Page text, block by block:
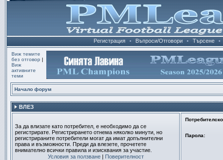
Регистрация • Въпроси/Отговори • Търсене •
Виж темите
без отговор |
Виж
активните
теми
Начало форум
ВЛЕЗ
За да влизате като потребител, е необходимо да се
регистрирате. Регистрирането отнема няколко минути, но
регистрираните потребители могат да имат допълнителни
права и възможности. Преди да влезете, прочетете
внимателно всички правила и изисквания за участие.
Условия за ползване | Поверителност
Парола: